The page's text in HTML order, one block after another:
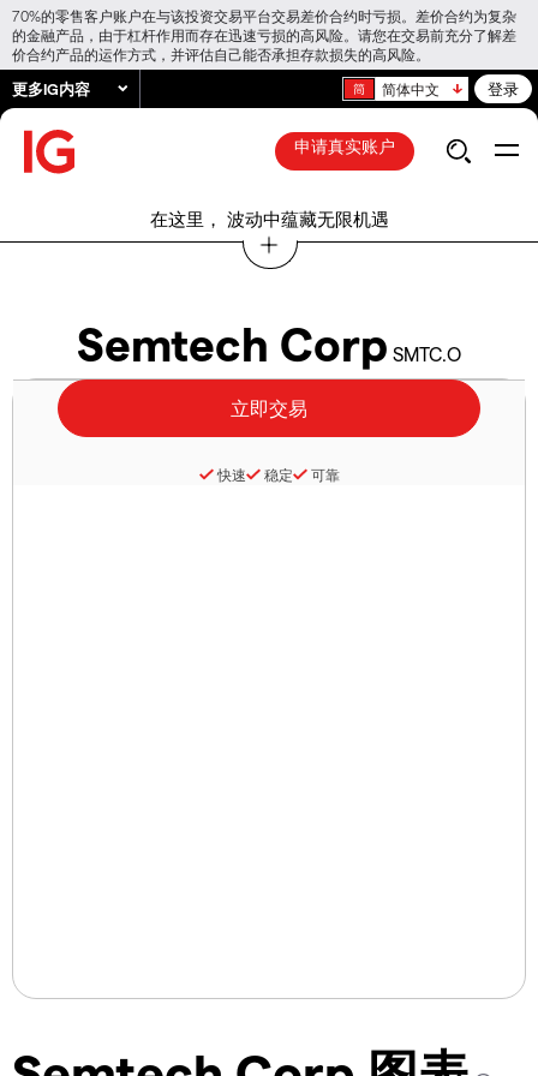
70%的零售客户账户在与该投资交易平台交易差价合约时亏损。差价合约为复杂
的金融产品，由于杠杆作用而存在迅速亏损的高风险。请您在交易前充分了解差
价合约产品的运作方式，并评估自己能否承担存款损失的高风险。
更多IG内容 简体中文 登录
申请真实账户
在这里， 波动中蕴藏无限机遇
Semtech Corp SMTC.O
快速 稳定 可靠